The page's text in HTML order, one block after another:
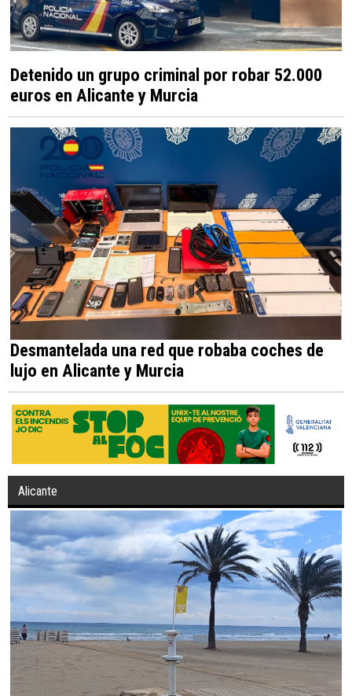
Detenido un grupo criminal por robar 52.000
euros en Alicante y Murcia
Desmantelada una red que robaba coches de
lujo en Alicante y Murcia
Alicante